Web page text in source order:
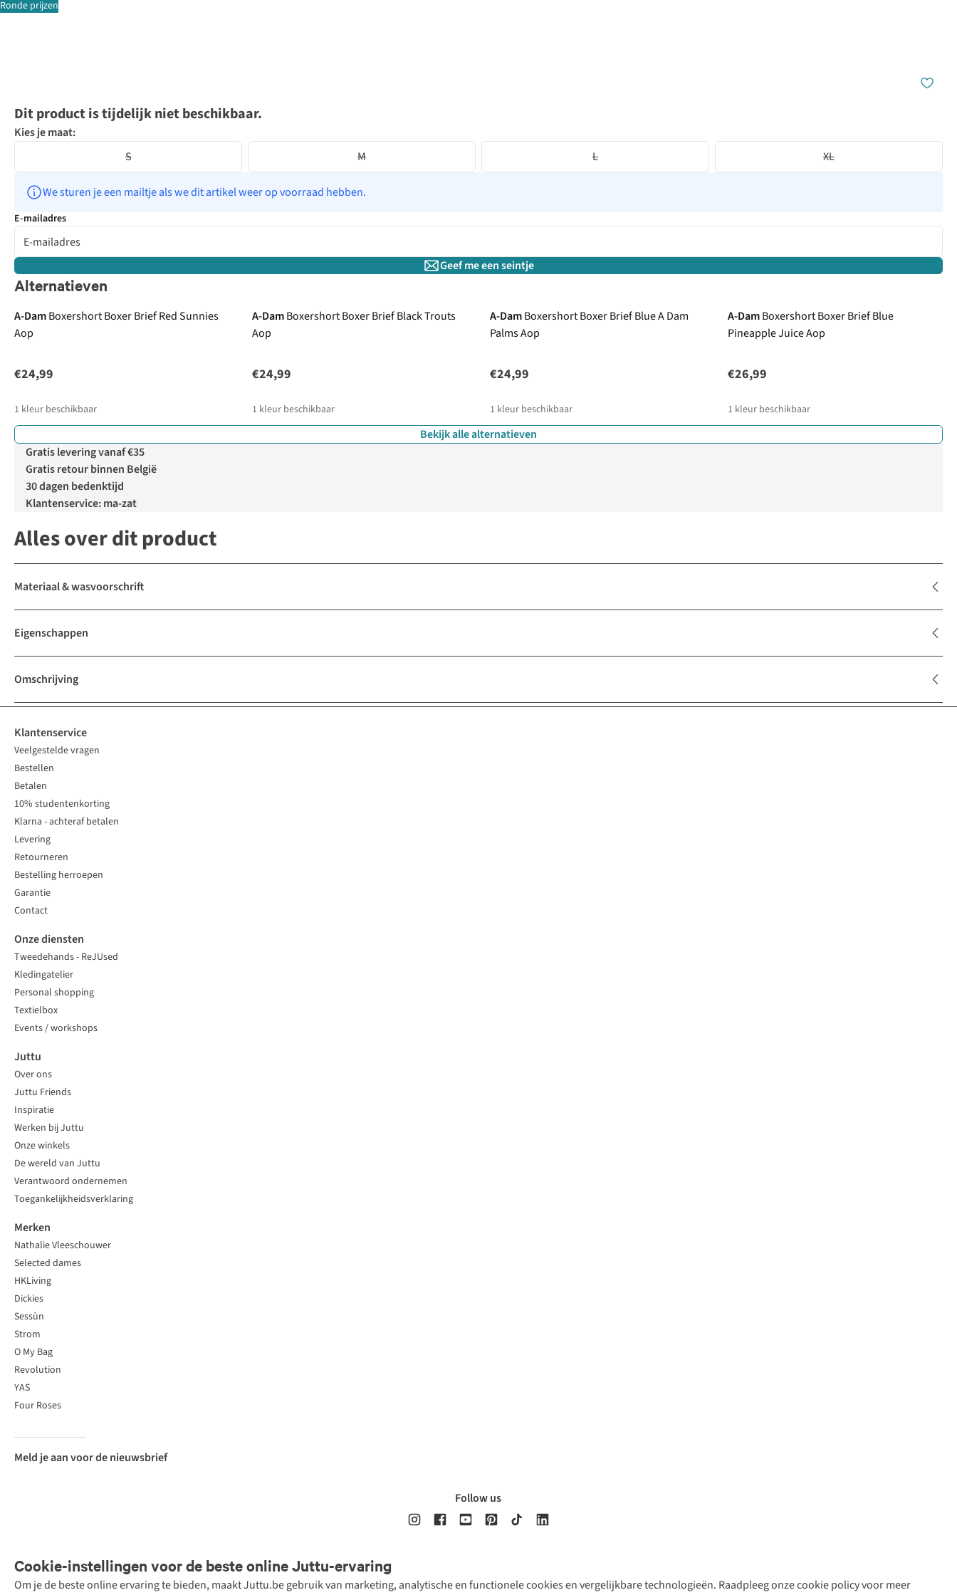
Ronde prijzen
Dit product is tijdelijk niet beschikbaar.
Kies je maat:
S
M L XL
We sturen je een mailtje als we dit artikel weer op voorraad hebben.
E-mailadres
Geef me een seintje
Alternatieven
A-DamBoxershort Boxer Brief Red Sunnies
Aop
€24,99
1 kleur beschikbaar
A-DamBoxershort Boxer Brief Black Trouts
Aop
€24,99
1 kleur beschikbaar
A-DamBoxershort Boxer Brief Blue A Dam
Palms Aop
€24,99
1 kleur beschikbaar
A-DamBoxershort Boxer Brief Blue
Pineapple Juice Aop
€26,99
1 kleur beschikbaar
Bekijk alle alternatieven
Gratis levering vanaf €35
Gratis retour binnen België
30 dagen bedenktijd
Klantenservice: ma-zat
Alles over dit product
Materiaal & wasvoorschrift
Eigenschappen
Omschrijving
Cookie-instellingen voor de beste online Juttu-ervaring
Om je de beste online ervaring te bieden, maakt Juttu.be gebruik van marketing, analytische en functionele cookies en vergelijkbare technologieën. Raadpleeg onze cookie policy voor meer
Klantenservice
Veelgestelde vragen
Bestellen
Betalen
10% studentenkorting
Klarna - achteraf betalen
Levering
Retourneren
Bestelling herroepen
Garantie
Contact
Onze diensten
Tweedehands - ReJUsed
Kledingatelier
Personal shopping
Textielbox
Events / workshops
Juttu
Over ons
Juttu Friends
Inspiratie
Werken bij Juttu
Onze winkels
De wereld van Juttu
Verantwoord ondernemen
Toegankelijkheidsverklaring
Merken
Nathalie Vleeschouwer
Selected dames
HKLiving
Dickies
Sessùn
Strom
O My Bag
Revolution
YAS
Four Roses
Meld je aan voor de nieuwsbrief
Follow us
Disclaimer Privacy Policy